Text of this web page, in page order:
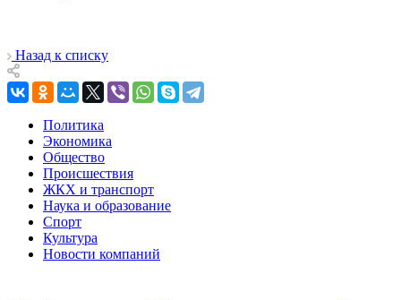
Назад к списку
Политика
Экономика
Общество
Происшествия
ЖКХ и транспорт
Наука и образование
Спорт
Культура
Новости компаний